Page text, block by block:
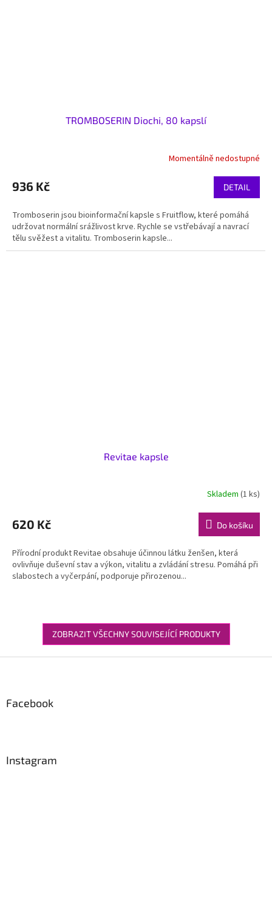
TROMBOSERIN Diochi, 80 kapslí
Momentálně nedostupné
936 Kč DETAIL
Tromboserin jsou bioinformační kapsle s Fruitflow, které pomáhá
udržovat normální srážlivost krve. Rychle se vstřebávají a navrací
tělu svěžest a vitalitu. Tromboserin kapsle...
Revitae kapsle
Skladem (1 ks)
620 Kč Do košíku
Přírodní produkt Revitae obsahuje účinnou látku ženšen, která
ovlivňuje duševní stav a výkon, vitalitu a zvládání stresu. Pomáhá při
slabostech a vyčerpání, podporuje přirozenou...
ZOBRAZIT VŠECHNY SOUVISEJÍCÍ PRODUKTY
Facebook
Instagram